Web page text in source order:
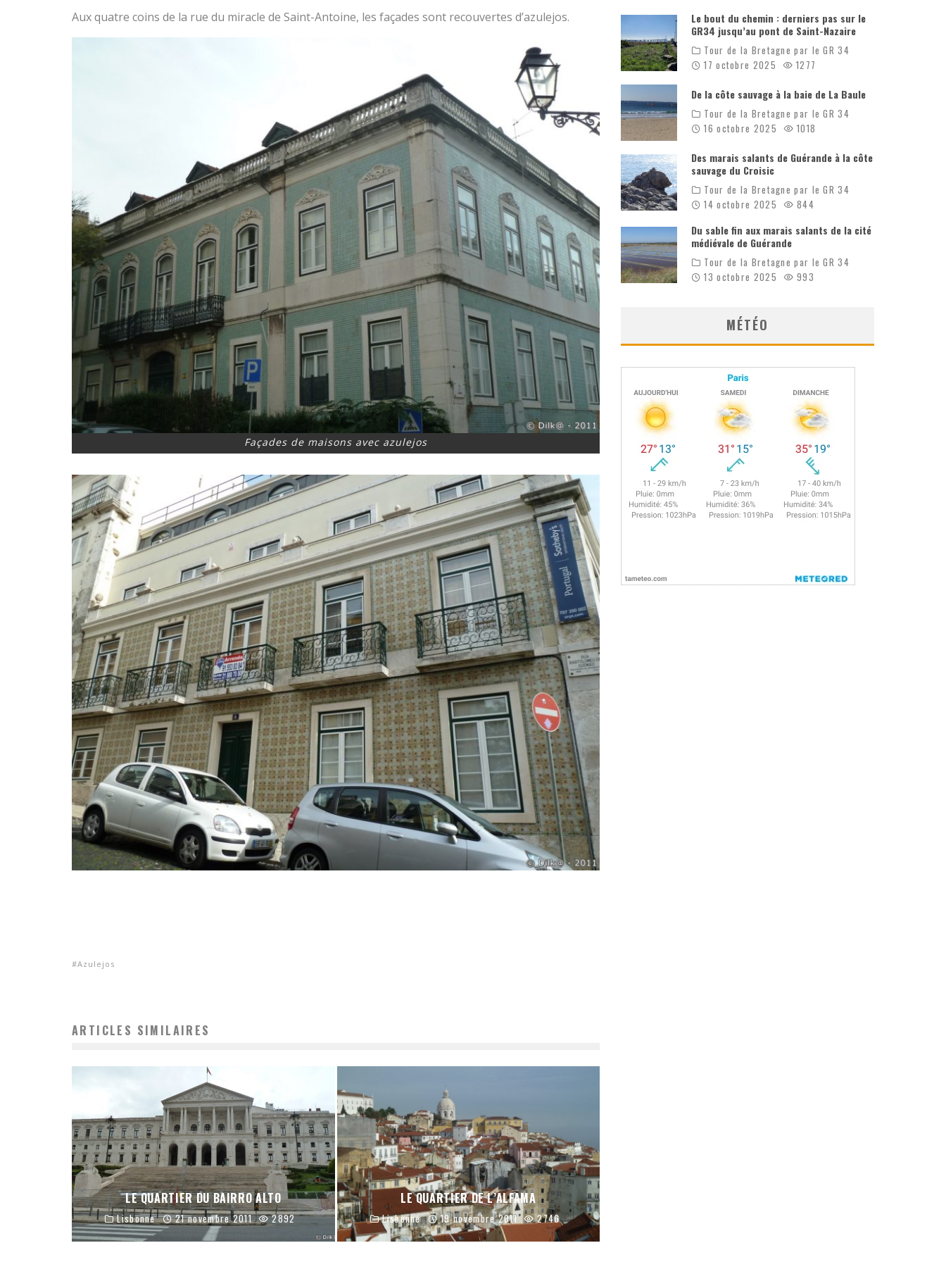
Aux quatre coins de la rue du miracle de Saint-Antoine, les façades sont recouvertes d’azulejos.
Façades de maisons avec azulejos
Azulejos
ARTICLES SIMILAIRES
LE QUARTIER DU BAIRRO ALTO
Lisbonne 21 novembre 2011 2892
LE QUARTIER DE L’ALFAMA
Lisbonne 19 novembre 2011 2746
Le bout du chemin : derniers pas sur le
GR34 jusqu’au pont de Saint-Nazaire
Tour de la Bretagne par le GR 34
17 octobre 2025
1277
De la côte sauvage à la baie de La Baule
Tour de la Bretagne par le GR 34
16 octobre 2025
1018
Des marais salants de Guérande à la côte
sauvage du Croisic
Tour de la Bretagne par le GR 34
14 octobre 2025
844
Du sable fin aux marais salants de la cité
médiévale de Guérande
Tour de la Bretagne par le GR 34
13 octobre 2025
993
MÉTÉO